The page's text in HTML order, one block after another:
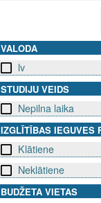
VALODA
lv
STUDIJU VEIDS
Nepilna laika
IZGLĪTĪBAS IEGUVES
Klātiene
Neklātiene
BUDŽETA VIETAS